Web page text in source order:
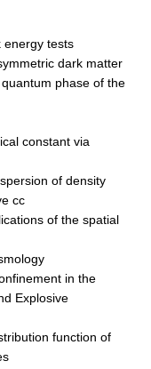
energy tests
dark matter
phase of the
constant via
of density
cc
of the spatial
in the
Explosive
function of